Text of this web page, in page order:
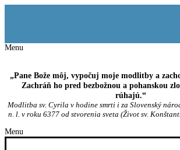
Menu
„Pane Bože môj, vypočuj moje modlitby a
Zachráň ho pred bezbožnou a pohanskou
rúhajú.“
Modlitba sv. Cyrila v hodine smrti i za Slovenský
n. l. v roku 6377 od stvorenia sveta (Život sv.
Menu